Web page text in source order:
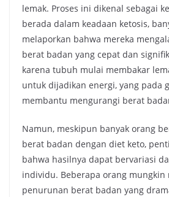
lemak. Proses ini dikenal sebagai
berada dalam keadaan ketosis,
melaporkan bahwa mereka
berat badan yang cepat dan
karena tubuh mulai membakar
untuk dijadikan energi, yang pada
membantu mengurangi berat
Namun, meskipun banyak orang
berat badan dengan diet keto,
bahwa hasilnya dapat bervariasi
individu. Beberapa orang mungkin
penurunan berat badan yang